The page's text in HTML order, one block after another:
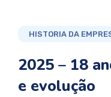
HISTORIA DA
2025 – 18
e evolução